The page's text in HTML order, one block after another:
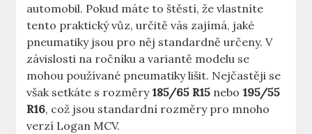
automobil. Pokud máte to štěstí, že vlastníte
tento praktický vůz, určitě vás zajímá, jaké
pneumatiky jsou pro něj standardně určeny. V
závislosti na ročníku a variantě modelu se
mohou používané pneumatiky lišit. Nejčastěji se
však setkáte s rozměry 185/65 R15 nebo 195/55
R16, což jsou standardní rozměry pro mnoho
verzí Logan MCV.